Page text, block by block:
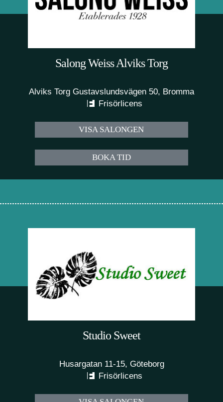
Salong Weiss Alviks Torg
Alviks Torg Gustavslundsvägen 50, Bromma
Frisörlicens
VISA SALONGEN
BOKA TID
Studio Sweet
Husargatan 11-15, Göteborg
Frisörlicens